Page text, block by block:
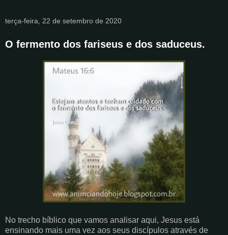
terça-feira, 22 de setembro de 2020
O fermento dos fariseus e dos saduceus.
No trecho bíblico que vamos analisar aqui, Jesus está
ensinando mais uma vez aos seus discípulos através de